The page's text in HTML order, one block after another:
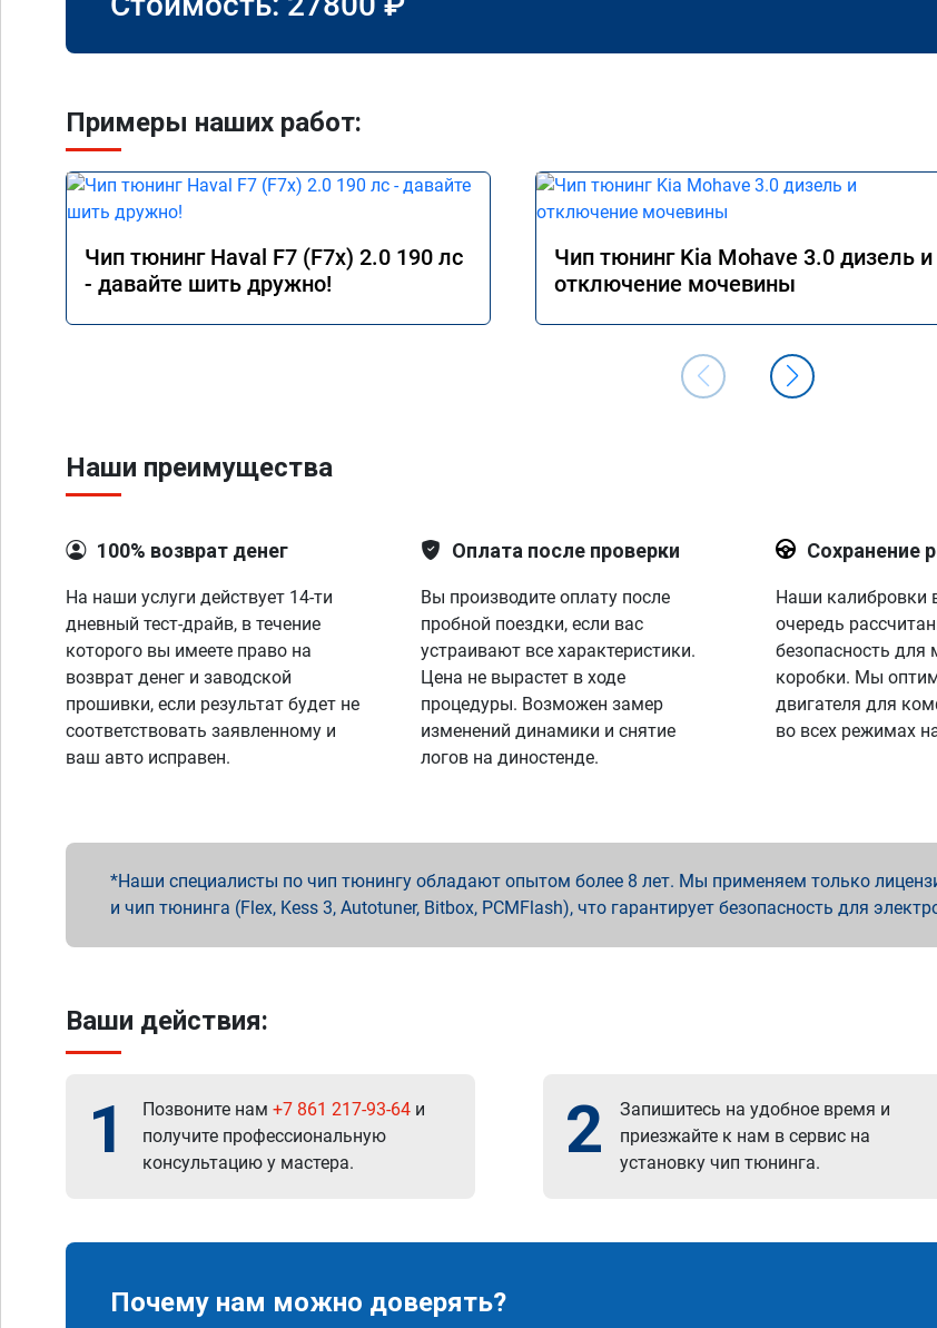
Примеры наших работ:
Чип тюнинг Haval F7 (F7x) 2.0 190 лс
- давайте шить дружно!
Чип тюнинг Kia Mohave 3.0 дизель и
отключение мочевины
Наши преимущества
100% возврат денег
На наши услуги действует 14-ти
дневный тест-драйв, в течение
которого вы имеете право на
возврат денег и заводской
прошивки, если результат будет не
соответствовать заявленному и
ваш авто исправен.
Оплата после проверки
Вы производите оплату после
пробной поездки, если вас
устраивают все характеристики.
Цена не вырастет в ходе
процедуры. Возможен замер
изменений динамики и снятие
логов на диностенде.
Сохранение
Наши калибровки
очередь
безопасность для
коробки. Мы
двигателя для
во всех режимах
Наши специалисты по чип тюнингу обладают опытом более 8 лет. Мы применяем только
и чип тюнинга (Flex, Kess 3, Autotuner, Bitbox, PCMFlash), что гарантирует безопасность для
Ваши действия:
1 Позвоните нам +7 861 217-93-64 и
получите профессиональную
консультацию у мастера.
2
Запишитесь на удобное время и
приезжайте к нам в сервис на
установку чип тюнинга.
Почему нам можно доверять?